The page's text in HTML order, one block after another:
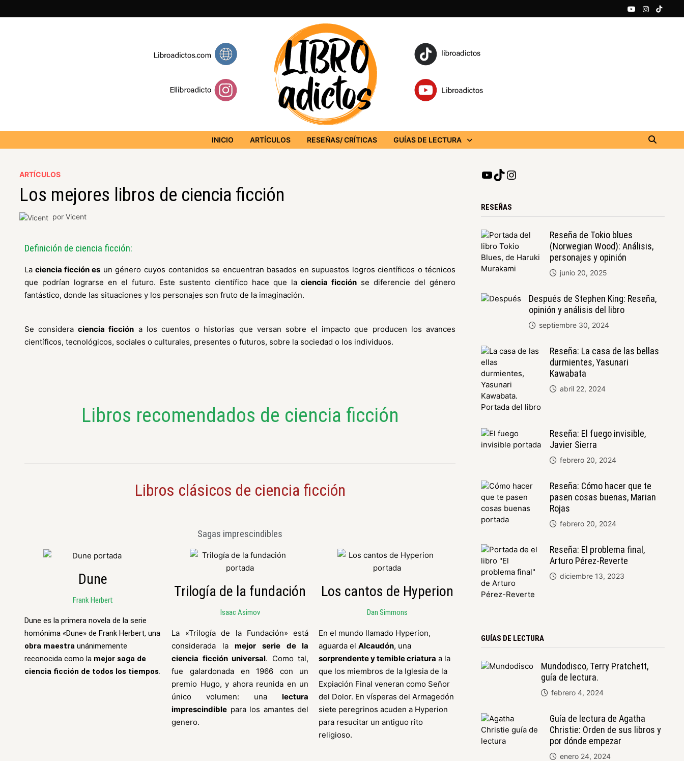
INICIO ARTÍCULOS RESEÑAS/ CRÍTICAS GUÍAS DE LECTURA
ARTÍCULOS
Los mejores libros de ciencia ficción
porVicent
Definición de ciencia ficción:
Laciencia ficción es un género cuyos contenidos se encuentran basados en supuestos logros científicos o técnicos
que podrían lograrse en el futuro. Este sustento científico hace que laciencia ficción se diferencie del género
fantástico, donde las situaciones y los personajes son fruto de la imaginación.
Se consideraciencia ficción a los cuentos o historias que versan sobre el impacto que producen los avances
científicos, tecnológicos, sociales o culturales, presentes o futuros, sobre la sociedad o los individuos.
Libros recomendados de ciencia ficción
Libros clásicos de ciencia ficción
Sagas imprescindibles
Dune
Frank Herbert
Dune es la primera novela de la serie
homónima «Dune» de Frank Herbert, una
obra maestra unánimemente
reconocida como la mejor saga de
ciencia ficción de todos los tiempos.
Trilogía de la fundación
Isaac Asimov
La «Trilogía de la Fundación» está
considerada lamejor serie de la
ciencia ficción universal. Como tal,
fue galardonada en 1966 con un
premio Hugo, y ahora reunida en un
único volumen: unalectura
imprescindible para los amantes del
genero.
Los cantos de Hyperion
Dan Simmons
En el mundo llamado Hyperion,
aguarda elAlcaudón, una
sorprendente y temible criatura a la
que los miembros de la Iglesia de la
Expiación Final veneran como Señor
del Dolor. En vísperas del Armagedón
siete peregrinos acuden a Hyperion
para resucitar un antiguo rito
religioso.
RESEÑAS
Reseña de Tokio blues
(Norwegian Wood): Análisis,
personajes y opinión
junio 20, 2025
Después de Stephen King: Reseña,
opinión y análisis del libro
septiembre 30, 2024
Reseña: La casa de las bellas
durmientes, Yasunari
Kawabata
abril 22, 2024
Reseña: El fuego invisible,
Javier Sierra
febrero 20, 2024
Reseña: Cómo hacer que te
pasen cosas buenas, Marian
Rojas
febrero 20, 2024
Reseña: El problema final,
Arturo Pérez-Reverte
diciembre 13, 2023
GUÍAS DE LECTURA
Mundodisco, Terry Pratchett,
guía de lectura.
febrero 4, 2024
Guía de lectura de Agatha
Christie: Orden de sus libros y
por dónde empezar
enero 24, 2024